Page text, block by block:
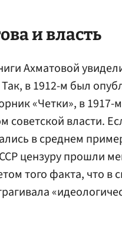
и власть
Ахматовой
в 1912-м был
«Четки», в 1917-
советской власти.
в среднем
цензуру прошли
того факта, что в